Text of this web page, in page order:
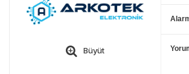
Büyüt